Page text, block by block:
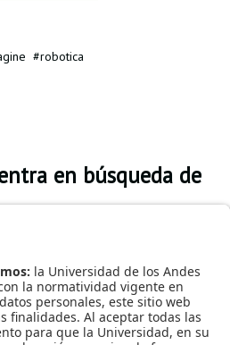
robotica
en búsqueda de
estudiantes a ser parte
de ROBOCOL, la
organización
conformada por
estudiantes y